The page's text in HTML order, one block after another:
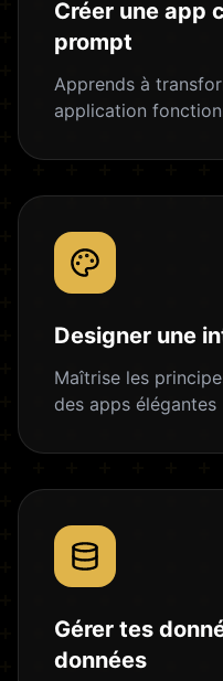
Créer une app
prompt
Apprends à
application
Designer une
Maîtrise les
des apps élégantes
Gérer tes
données